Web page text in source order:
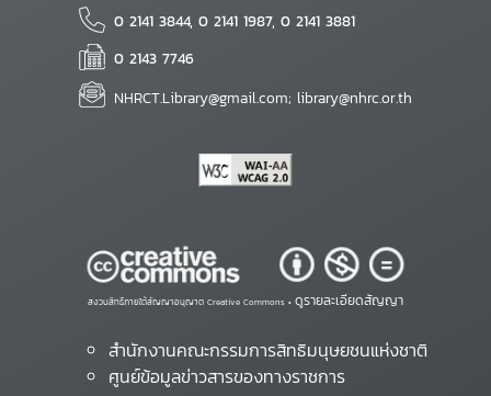
0 2141 3844, 0 2141 1987, 0 2141 3881
0 2143 7746
NHRCT.Library@gmail.com; library@nhrc.or.th
สงวนสิทธิ์ภายใต้สัญญาอนุญาต Creative Commons • ดูรายละเอียดสัญญา
สำนักงานคณะกรรมการสิทธิมนุษยชนแห่งชาติ
ศูนย์ข้อมูลข่าวสารของทางราชการ